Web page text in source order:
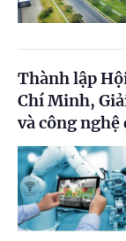
Thành lập
Chí Minh,
và công nghệ